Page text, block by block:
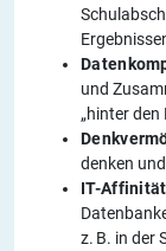
und
„hinter den
denken
IT-Affinität
z. B. in der